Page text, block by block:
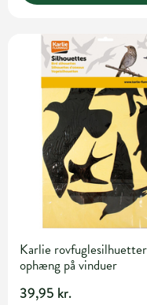
Karlie
ophæng på vinduer
39,95 kr.